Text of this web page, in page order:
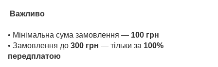
Важливо
• Мінімальна сума замовлення — 100 грн
• Замовлення до 300 грн — тільки за 100%
передплатою